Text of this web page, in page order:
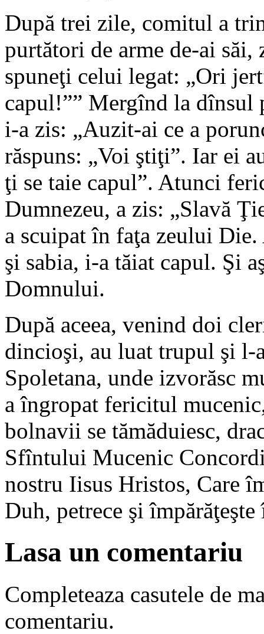
După trei zile, comitul a
purtători de arme de-ai
spuneţi celui legat: „Ori
capul!”” Mergînd la
i-a zis: „Auzit-ai ce a
răspuns: „Voi ştiţi”. Iar ei
ţi se taie capul”. Atunci
Dumnezeu, a zis: „Slavă
a scuipat în faţa zeului
şi sabia, i-a tăiat capul. Şi
Domnului.
După aceea, venind doi
dincioşi, au luat trupul şi l-
Spoletana, unde izvorăsc
a îngropat fericitul
bolnavii se tămăduiesc,
Sfîntului Mucenic
nostru Iisus Hristos, Care
Duh, petrece şi
Lasa un comentariu
Completeaza casutele de
comentariu.